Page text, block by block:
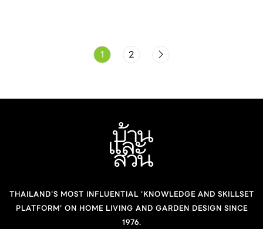
1 2
THAILAND'S MOST INFLUENTIAL 'KNOWLEDGE AND SKILLSET
PLATFORM' ON HOME LIVING AND GARDEN DESIGN SINCE
1976.